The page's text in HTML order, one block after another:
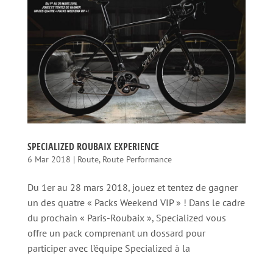
SPECIALIZED ROUBAIX EXPERIENCE
6 Mar 2018 | Route, Route Performance
Du 1er au 28 mars 2018, jouez et tentez de gagner
un des quatre « Packs Weekend VIP » ! Dans le cadre
du prochain « Paris-Roubaix », Specialized vous
offre un pack comprenant un dossard pour
participer avec l’équipe Specialized à la